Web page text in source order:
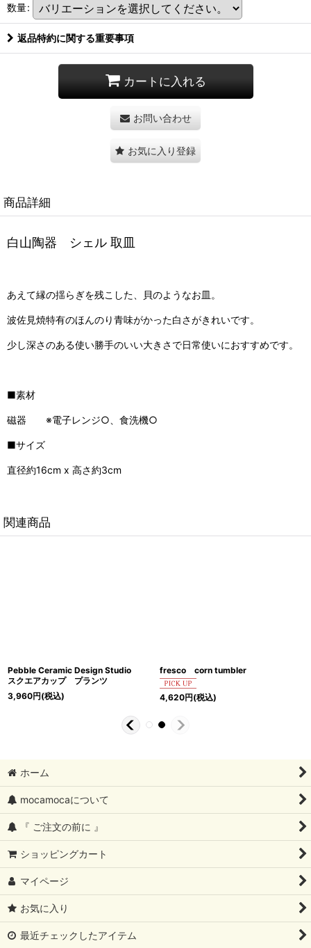
数量:
返品特約に関する重要事項
カートに入れる
お問い合わせ
お気に入り登録
商品詳細
白山陶器 シェル 取皿
あえて縁の揺らぎを残こした、貝のようなお皿。
波佐見焼特有のほんのり青味がかった白さがきれいです。
少し深さのある使い勝手のいい大きさで日常使いにおすすめです。
■素材
磁器 ※電子レンジ○、食洗機○
■サイズ
直径約16cm x 高さ約3cm
関連商品
Pebble Ceramic Design Studio
スクエアカップ プランツ
3,960円(税込)
fresco corn tumbler
4,620円(税込)
ホーム
mocamocaについて
『 ご注文の前に 』
ショッピングカート
マイページ
お気に入り
最近チェックしたアイテム